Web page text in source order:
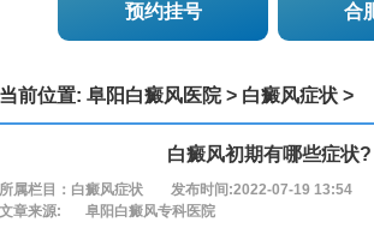
预约挂号 合
当前位置:阜阳白癜风医院> 白癜风症状 >
白癜风初期有哪些症状?
所属栏目：白癜风症状 发布时间:2022-07-19 13:54
文章来源:
阜阳白癜风专科医院